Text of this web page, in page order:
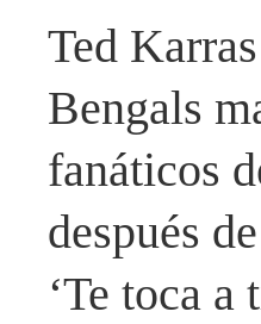
Ted
Bengals
fanáticos
después
‘Te toca a